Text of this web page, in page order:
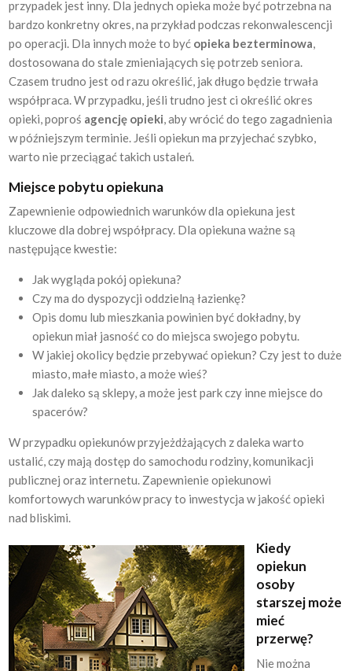
przypadek jest inny. Dla jednych opieka może być potrzebna na
bardzo konkretny okres, na przykład podczas rekonwalescencji
po operacji. Dla innych może to być opieka bezterminowa
dostosowana do stale zmieniających się potrzeb seniora.
Czasem trudno jest od razu określić, jak długo będzie trwała
współpraca. W przypadku, jeśli trudno jest ci określić okres
opieki, poproś agencję opieki , aby wrócić do tego zagadnienia
w późniejszym terminie. Jeśli opiekun ma przyjechać szybko,
warto nie przeciągać takich ustaleń.
Miejsce pobytu opiekuna
Zapewnienie odpowiednich warunków dla opiekuna jest
kluczowe dla dobrej współpracy. Dla opiekuna ważne są
następujące kwestie:
Jak wygląda pokój opiekuna?
Czy ma do dyspozycji oddzielną łazienkę?
Opis domu lub mieszkania powinien być dokładny, by
opiekun miał jasność co do miejsca swojego pobytu.
W jakiej okolicy będzie przebywać opiekun? Czy jest to duże
miasto, małe miasto, a może wieś?
Jak daleko są sklepy, a może jest park czy inne miejsce do
spacerów?
W przypadku opiekunów przyjeżdżających z daleka warto
ustalić, czy mają dostęp do samochodu rodziny, komunikacji
publicznej oraz internetu. Zapewnienie opiekunowi
komfortowych warunków pracy to inwestycja w jakość opieki
nad bliskimi.
Kiedy
opiekun
osoby
starszej może
mieć
przerwę?
Nie można